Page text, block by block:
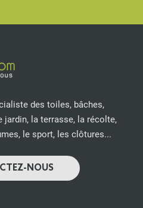
des toiles, bâches,
la terrasse, la récolte,
le sport, les clôtures...
NOUS